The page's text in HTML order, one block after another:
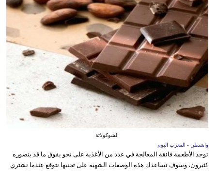
الشوكولاتة
واشنطن - المغرب اليوم
توجد الأطعمة فائقة المعالجة في عدد من الأغذية على نحو يفوق ما قد يتصوره
كثيرون، وسوف تساعدك هذه الوصفات الشهية على تجنبها.نتوقع عندما نشتري